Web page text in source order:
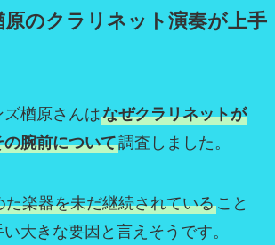
のクラリネット演奏が上手
楢原さんはなぜクラリネットが
腕前について調査しました。
た楽器を未だ継続されていること
大きな要因と言えそうです。